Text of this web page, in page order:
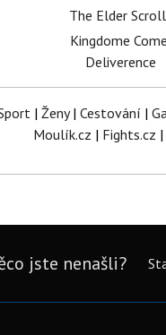
The Elder
Kingdome
Deliverence
| Ženy| Cestování |
Moulík.cz | Fights.cz |
jste nenašli?